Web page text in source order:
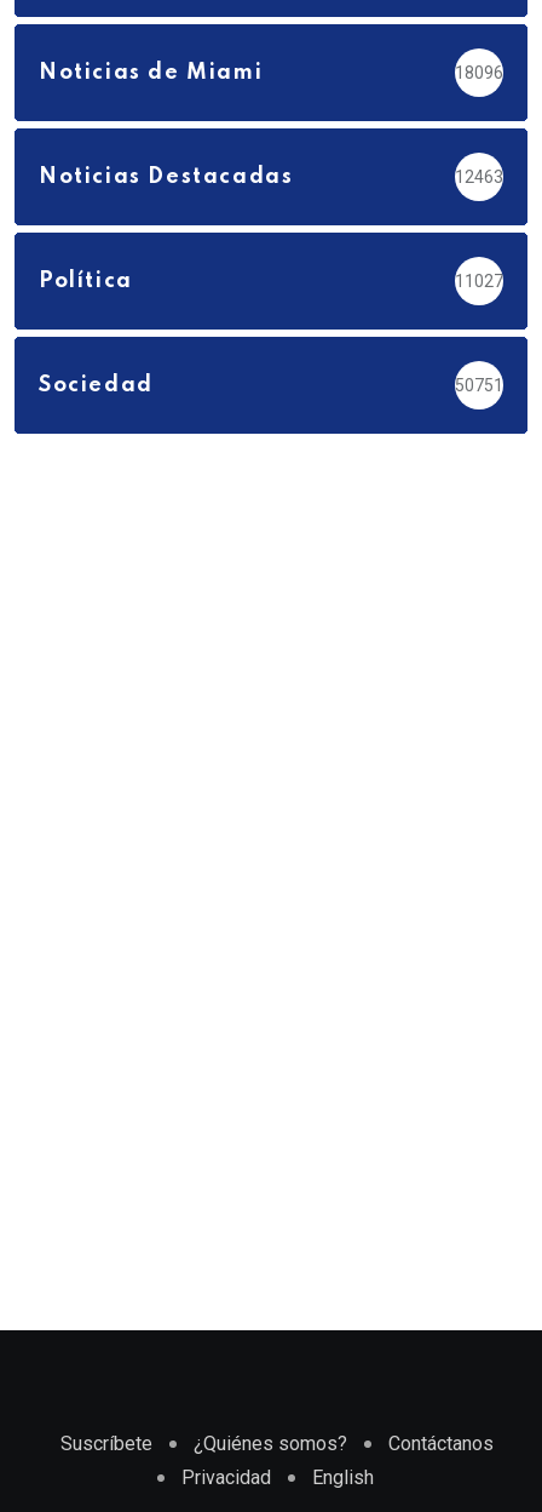
Noticias de Miami 18096
Noticias Destacadas 12463
Política 11027
Sociedad 50751
Suscríbete ¿Quiénes somos?
Contáctanos
Privacidad
English